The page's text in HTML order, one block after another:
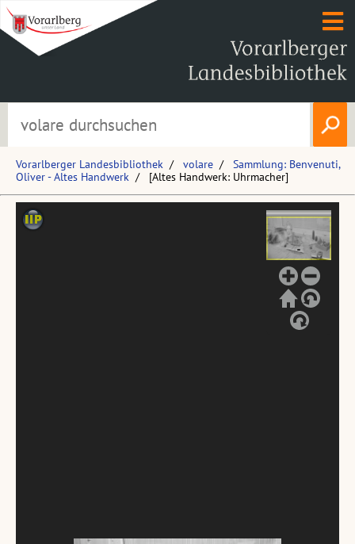
Vorarlberger Landesbibliothek volare
Sammlung: Benvenuti,
Oliver - Altes Handwerk
[Altes Handwerk: Uhrmacher]